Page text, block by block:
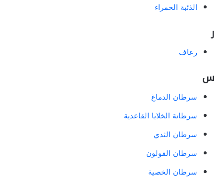
الذئبة الحمراء
ر
رعاف
س
سرطان الدماغ
سرطانة الخلايا القاعدية
سرطان الثدي
سرطان القولون
سرطان الخصية